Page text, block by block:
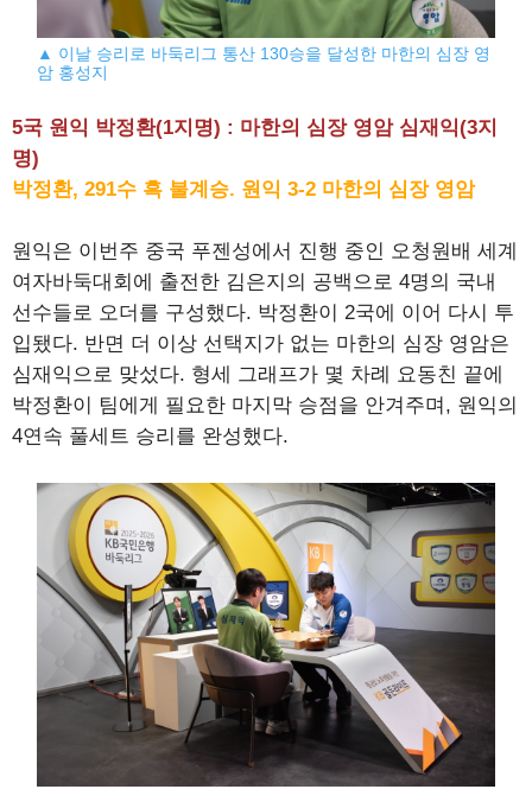
▲ 이날 승리로 바둑리그 통산 130승을 달성한 마한의 심장 영
암 홍성지
5국 원익 박정환(1지명) : 마한의 심장 영암 심재익(3지
명)
박정환, 291수 흑 불계승. 원익 3-2 마한의 심장 영암
원익은 이번주 중국 푸젠성에서 진행 중인 오청원배 세계
여자바둑대회에 출전한 김은지의 공백으로 4명의 국내
선수들로 오더를 구성했다. 박정환이 2국에 이어 다시 투
입됐다. 반면 더 이상 선택지가 없는 마한의 심장 영암은
심재익으로 맞섰다. 형세 그래프가 몇 차례 요동친 끝에
박정환이 팀에게 필요한 마지막 승점을 안겨주며, 원익의
4연속 풀세트 승리를 완성했다.